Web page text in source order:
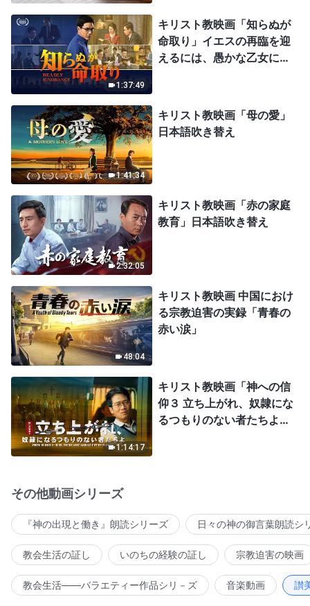
1:37:49
キリスト教映画「知らぬが
命取り」イエスの再臨を迎
えるには、愚かな乙女にな
1:41:34
キリスト教映画「母の愛」
日本語吹き替え
2:32:05
キリスト教映画「赤の家庭
教育」日本語吹き替え
48:04
キリスト教映画 中国におけ
る宗教迫害の実録「青春の
赤い涙」
1:14:17
キリスト教映画「神への信
仰３ 立ち上がれ、奴隷にな
るつもりのない者たちよ」
その他動画シリーズ
『神の出現と働き』朗読シリーズ 日々の神の御言葉朗読シ
教会生活の証し いのちの経験の証し 宗教迫害の映画
教会生活――バラエティー作品シリ－ズ 音楽動画 讃